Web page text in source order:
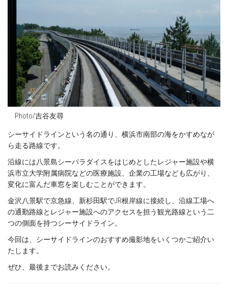
Photo/吉谷友尋
シーサイドラインという名の通り、横浜市南部の海をかすめなが
ら走る路線です。
沿線には八景島シーパラダイスをはじめとしたレジャー施設や横
浜市立大学附属病院などの医療施設、企業の工場なども広がり、
変化に富んだ車窓を楽しむことができます。
金沢八景駅で京急線、新杉田駅でJR根岸線に接続し、沿線工場へ
の通勤路線とレジャー施設へのアクセスを担う観光路線という二
つの側面を持つシーサイドライン。
今回は、シーサイドラインのおすすめ撮影地をいくつかご紹介い
たします。
ぜひ、最後までお読みください。